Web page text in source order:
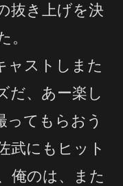
抜き上げを決
。
ャストしまた
だ、あー楽し
ってもらおう
武にもヒット
俺のは、また